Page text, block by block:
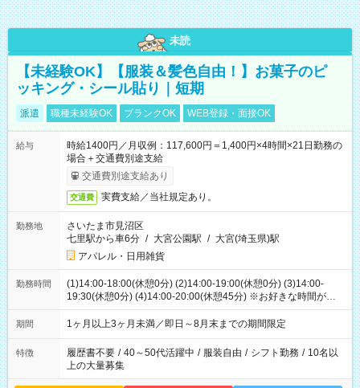
未読
【未経験OK】【服装＆髪色自由！】お菓子のピ
ッキング・シール貼り｜短期
派遣 職種未経験OK ブランクOK WEB登録・面接OK
給与
時給1400円／月収例：117,600円＝1,400円×4時間×21日勤務の
場合＋交通費別途支給
交通費別途支給あり
交通費 実費支給／当社規定あり。
勤務地
さいたま市見沼区
七里駅から車6分 / 大宮公園駅 / 大宮(埼玉県)駅
アパレル・日用雑貨
勤務時間
(1)14:00-18:00(休憩0分) (2)14:00-19:00(休憩0分) (3)14:00-
19:30(休憩0分) (4)14:00-20:00(休憩45分) ※お好きな時間が選べ
ます
期間 1ヶ月以上3ヶ月未満／即日～8月末までの期間限定
特徴 履歴書不要 / 40～50代活躍中 / 服装自由 / シフト勤務 / 10名以
上の大量募集